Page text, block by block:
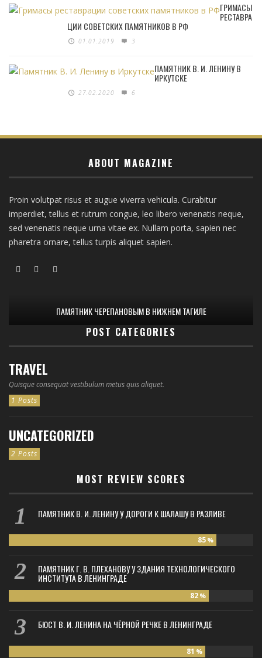
ГРИМАСЫ
РЕСТАВРА
ЦИИ СОВЕТСКИХ ПАМЯТНИКОВ В РФ
01.01.2019 3
ПАМЯТНИК В. И. ЛЕНИНУ В
ИРКУТСКЕ
27.02.2020 6
ABOUT MAGAZINE
Proin volutpat risus et augue viverra vehicula. Curabitur
imperdiet, tellus et rutrum congue, leo libero venenatis neque,
sed venenatis neque urna vitae ex. Nullam porta, sapien nec
pharetra ornare, tellus turpis aliquet sapien.
ПАМЯТНИК ЧЕРЕПАНОВЫМ В НИЖНЕМ ТАГИЛЕ
POST CATEGORIES
TRAVEL
Quisque consequat vestibulum metus quis aliquet.
1 Posts
UNCATEGORIZED
2 Posts
MOST REVIEW SCORES
ПАМЯТНИК В. И. ЛЕНИНУ У ДОРОГИ К ШАЛАШУ В РАЗЛИВЕ
85 %
ПАМЯТНИК Г. В. ПЛЕХАНОВУ У ЗДАНИЯ ТЕХНОЛОГИЧЕСКОГО
ИНСТИТУТА В ЛЕНИНГРАДЕ
82 %
БЮСТ В. И. ЛЕНИНА НА ЧЁРНОЙ РЕЧКЕ В ЛЕНИНГРАДЕ
81 %